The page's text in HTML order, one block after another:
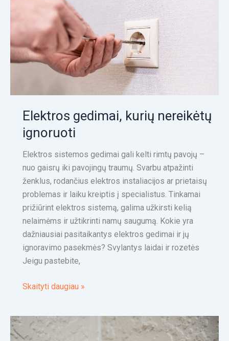
Elektros gedimai, kurių nereikėtų
ignoruoti
Elektros sistemos gedimai gali kelti rimtų pavojų –
nuo gaisrų iki pavojingų traumų. Svarbu atpažinti
ženklus, rodančius elektros instaliacijos ar prietaisų
problemas ir laiku kreiptis į specialistus. Tinkamai
prižiūrint elektros sistemą, galima užkirsti kelią
nelaimėms ir užtikrinti namų saugumą. Kokie yra
dažniausiai pasitaikantys elektros gedimai ir jų
ignoravimo pasekmės? Svylantys laidai ir rozetės
Jeigu pastebite,
nereikėtų
ignoruoti
Skaityti daugiau »
Apsaugos
sistemų